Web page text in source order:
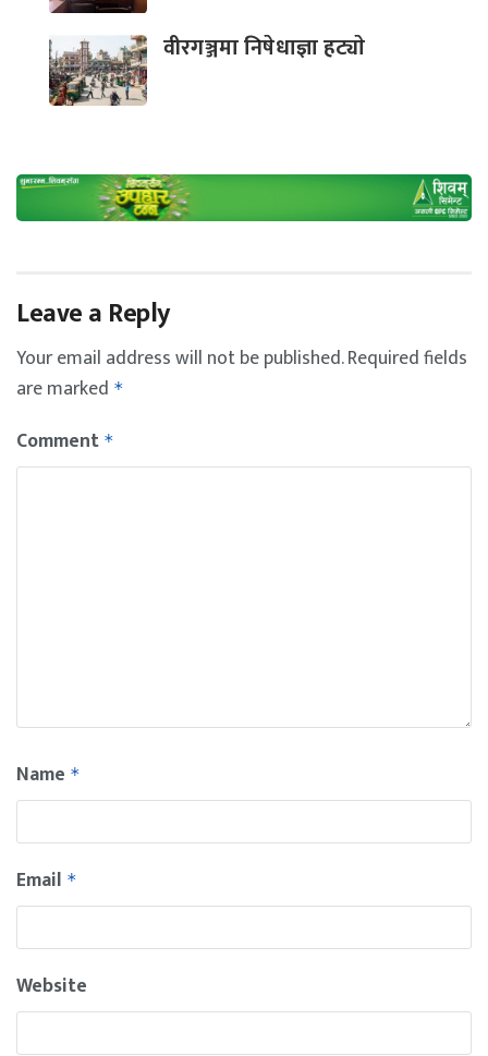
वीरगञ्जमा निषेधाज्ञा हट्याे
Leave a Reply
Your email address will not be published.Required fields
are marked *
Comment *
Name *
Email *
Website